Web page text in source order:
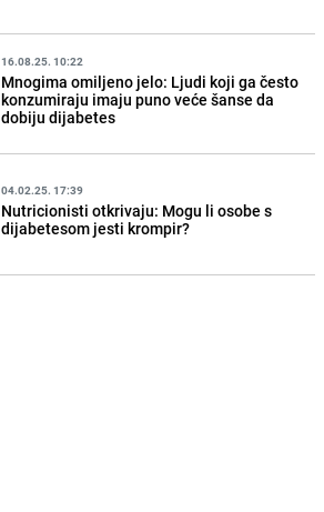
16.08.25. 10:22
Mnogima omiljeno jelo: Ljudi koji ga često
konzumiraju imaju puno veće šanse da
dobiju dijabetes
04.02.25. 17:39
Nutricionisti otkrivaju: Mogu li osobe s
dijabetesom jesti krompir?